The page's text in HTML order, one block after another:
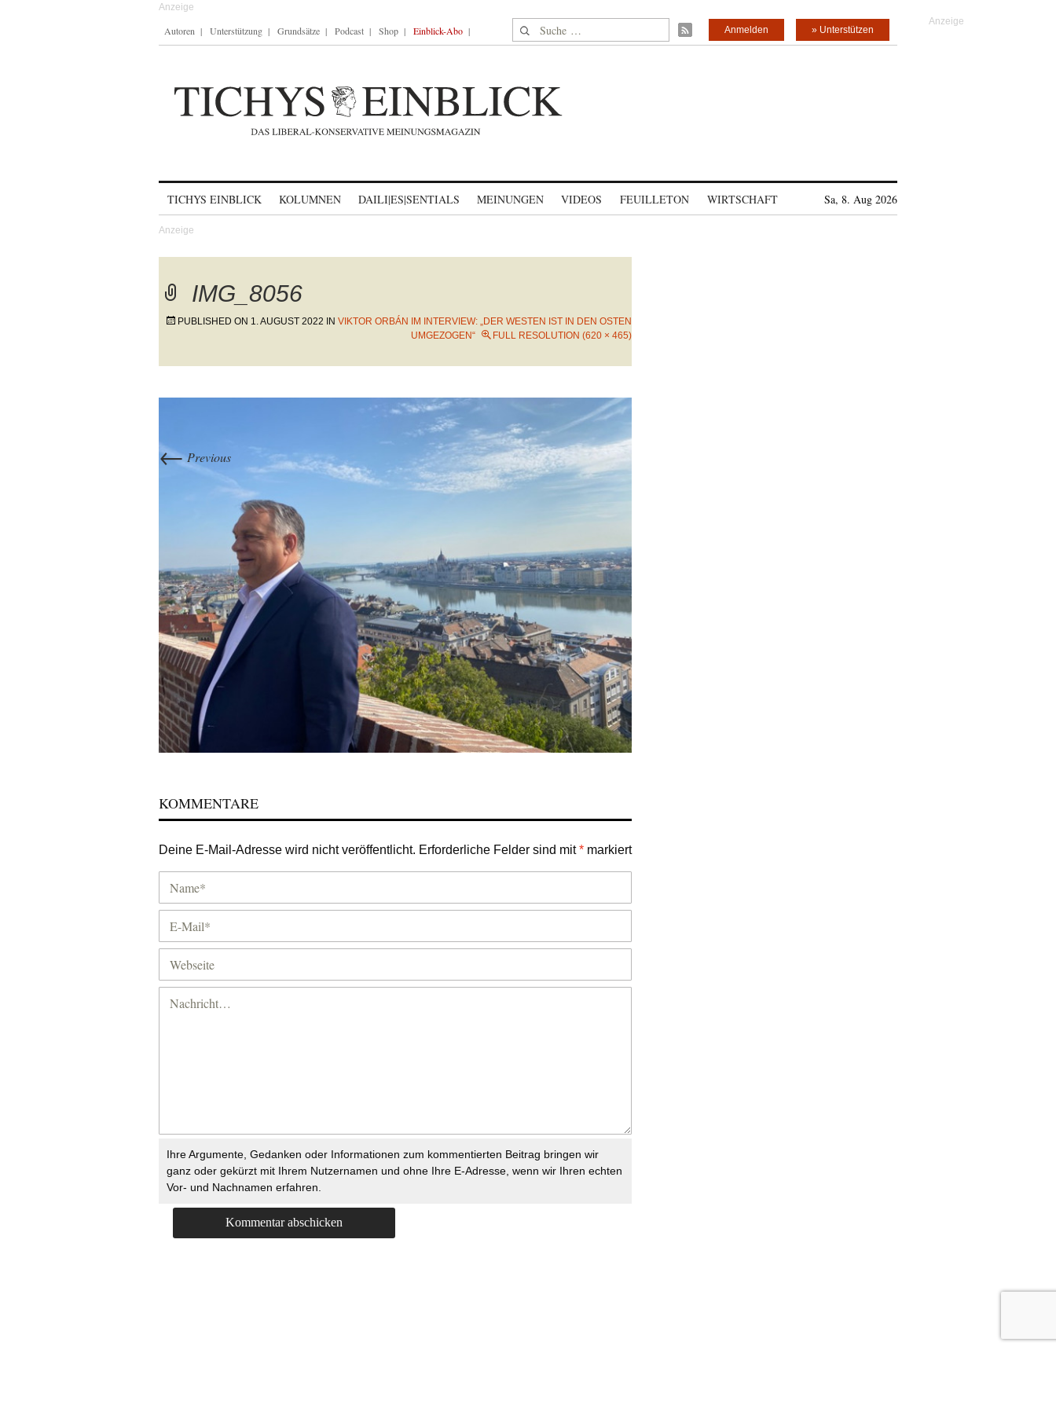
Autoren Unterstützung Grundsätze Podcast Shop Einblick-Abo Suche nach: » Unterstützen
Anmelden
TICHYS EINBLICK KOLUMNEN DAILI|ES|SENTIALS MEINUNGEN VIDEOS FEUILLETON WIRTSCHAFT Sa, 8. Aug 2026
IMG_8056
PUBLISHED ON 1. AUGUST 2022 IN VIKTOR ORBÁN IM INTERVIEW: „DER WESTEN IST IN DEN OSTEN
UMGEZOGEN“
FULL RESOLUTION (620 × 465)
←Previous
KOMMENTARE
Deine E-Mail-Adresse wird nicht veröffentlicht. Erforderliche Felder sind mit* markiert
Ihre Argumente, Gedanken oder Informationen zum kommentierten Beitrag bringen wir
ganz oder gekürzt mit Ihrem Nutzernamen und ohne Ihre E-Adresse, wenn wir Ihren echten
Vor- und Nachnamen erfahren.